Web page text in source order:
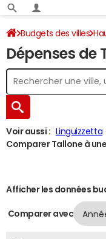
Budgets des villes
Dépenses de
Voir aussi : Linguizzetta
Comparer Tallone à
Afficher les données
Comparer avec